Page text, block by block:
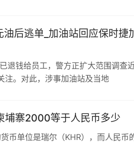
后逃单_加油站回应保时捷
退钱给员工，警方正扩大范围调查
注。对此，涉事加油站及当地
埔寨2000等于人民币多少
币单位是瑞尔（KHR），而人民